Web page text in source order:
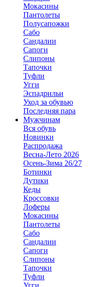
Мокасины
Пантолеты
Полусапожки
Сабо
Сандалии
Сапоги
Слипоны
Тапочки
Туфли
Угги
Эспадрильи
Уход за обувью
Последняя пара
Мужчинам
Вся обувь
Новинки
Распродажа
Весна-Лето 2026
Осень-Зима 26/27
Ботинки
Дутики
Кеды
Кроссовки
Лоферы
Мокасины
Пантолеты
Сабо
Сандалии
Сапоги
Слипоны
Тапочки
Туфли
Угги